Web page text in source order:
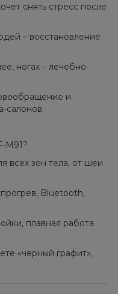
снять стресс после
– восстановление
ногах – лечебно-
и
салонов.
M91?
всех зон тела, от шеи
прогрев, Bluetooth,
плавная работа
«черный графит»,